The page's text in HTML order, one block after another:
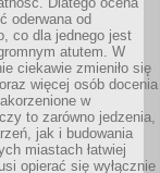
oderwana od
co dla jednego jest
atutem. W
ciekawie zmieniło się
więcej osób docenia
w
to zarówno jedzenia,
jak i budowania
miastach łatwiej
opierać się wyłącznie